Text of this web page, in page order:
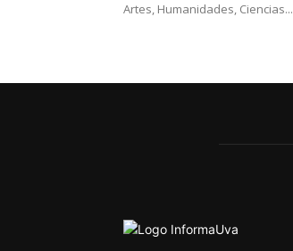
Artes, Humanidades, Ciencias...